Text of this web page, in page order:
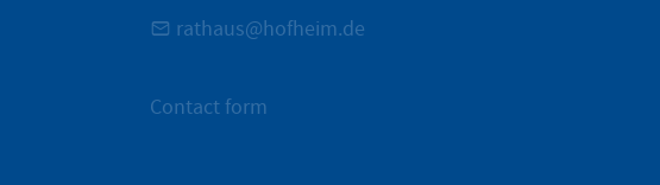
rathaus@hofheim.de
Contact form